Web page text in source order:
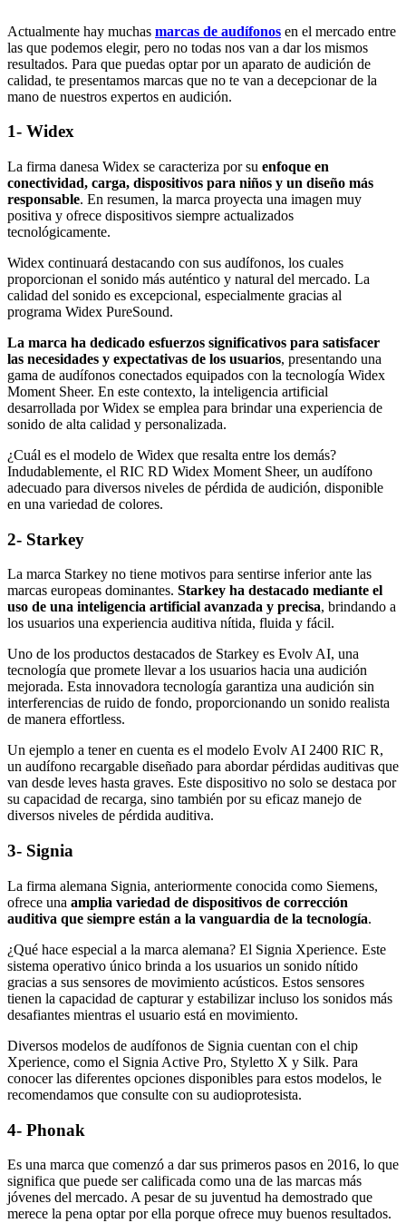
Actualmente hay muchas marcas de audífonos en el mercado entre
las que podemos elegir, pero no todas nos van a dar los mismos
resultados. Para que puedas optar por un aparato de audición de
calidad, te presentamos marcas que no te van a decepcionar de la
mano de nuestros expertos en audición.
1- Widex
La firma danesa Widex se caracteriza por su enfoque en
conectividad, carga, dispositivos para niños y un diseño más
responsable. En resumen, la marca proyecta una imagen muy
positiva y ofrece dispositivos siempre actualizados
tecnológicamente.
Widex continuará destacando con sus audífonos, los cuales
proporcionan el sonido más auténtico y natural del mercado. La
calidad del sonido es excepcional, especialmente gracias al
programa Widex PureSound.
La marca ha dedicado esfuerzos significativos para satisfacer
las necesidades y expectativas de los usuarios, presentando una
gama de audífonos conectados equipados con la tecnología Widex
Moment Sheer. En este contexto, la inteligencia artificial
desarrollada por Widex se emplea para brindar una experiencia de
sonido de alta calidad y personalizada.
¿Cuál es el modelo de Widex que resalta entre los demás?
Indudablemente, el RIC RD Widex Moment Sheer, un audífono
adecuado para diversos niveles de pérdida de audición, disponible
en una variedad de colores.
2- Starkey
La marca Starkey no tiene motivos para sentirse inferior ante las
marcas europeas dominantes. Starkey ha destacado mediante el
uso de una inteligencia artificial avanzada y precisa, brindando a
los usuarios una experiencia auditiva nítida, fluida y fácil.
Uno de los productos destacados de Starkey es Evolv AI, una
tecnología que promete llevar a los usuarios hacia una audición
mejorada. Esta innovadora tecnología garantiza una audición sin
interferencias de ruido de fondo, proporcionando un sonido realista
de manera effortless.
Un ejemplo a tener en cuenta es el modelo Evolv AI 2400 RIC R,
un audífono recargable diseñado para abordar pérdidas auditivas que
van desde leves hasta graves. Este dispositivo no solo se destaca por
su capacidad de recarga, sino también por su eficaz manejo de
diversos niveles de pérdida auditiva.
3- Signia
La firma alemana Signia, anteriormente conocida como Siemens,
ofrece una amplia variedad de dispositivos de corrección
auditiva que siempre están a la vanguardia de la tecnología.
¿Qué hace especial a la marca alemana? El Signia Xperience. Este
sistema operativo único brinda a los usuarios un sonido nítido
gracias a sus sensores de movimiento acústicos. Estos sensores
tienen la capacidad de capturar y estabilizar incluso los sonidos más
desafiantes mientras el usuario está en movimiento.
Diversos modelos de audífonos de Signia cuentan con el chip
Xperience, como el Signia Active Pro, Styletto X y Silk. Para
conocer las diferentes opciones disponibles para estos modelos, le
recomendamos que consulte con su audioprotesista.
4- Phonak
Es una marca que comenzó a dar sus primeros pasos en 2016, lo que
significa que puede ser calificada como una de las marcas más
jóvenes del mercado. A pesar de su juventud ha demostrado que
merece la pena optar por ella porque ofrece muy buenos resultados.